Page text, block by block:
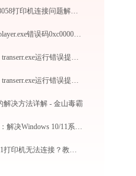
(2026最新) 爱普生L8058打印机连接问题解决方法 -金山毒霸
桌面整理 kwallpaperplayer.exe错误码0xc0000022处理办法
WPS Office错误报告 transerr.exe运行错误提示0xc000000d的解决办法
WPS Office错误报告 transerr.exe运行错误提示0xc000000d的解决办法
解决方法详解 - 金山毒霸
avutil-59.dll下载指南：解决Windows 10/11系统DLL缺失问题的完整方案
(2026最新) 富士s2011打印机无法连接？教你修复方法 - 金山毒霸